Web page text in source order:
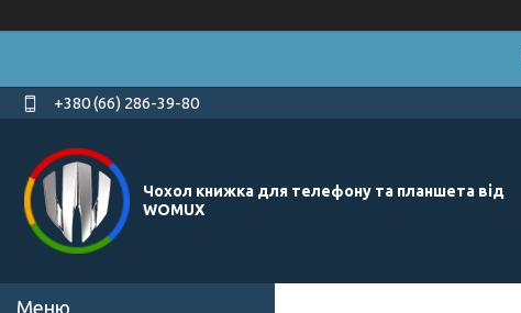
+380 (66) 286-39-80
Чохол книжка для телефону та планшета від
WOMUX